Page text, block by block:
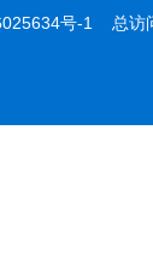
号-1 总访